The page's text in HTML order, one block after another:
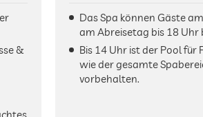
&
Das Spa können Gäste
am Abreisetag bis 18 Uhr
Bis 14 Uhr ist der Pool
wie der gesamte
vorbehalten.